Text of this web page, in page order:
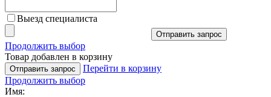
Выезд специалиста
Отправить запрос
Продолжить выбор
Товар добавлен в корзину
Отправить запрос
Перейти в корзину
Продолжить выбор
Имя: